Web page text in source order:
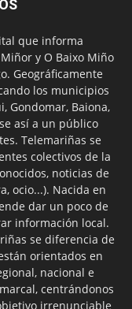
que informa
y O Baixo Miño
Geográficamente
los municipios
Gondomar, Baiona,
así a un público
Telemariñas se
colectivos de la
noticias de
ocio...). Nacida en
dar un poco de
información local.
se diferencia de
orientados en
nacional e
centrándonos
irrenunciable